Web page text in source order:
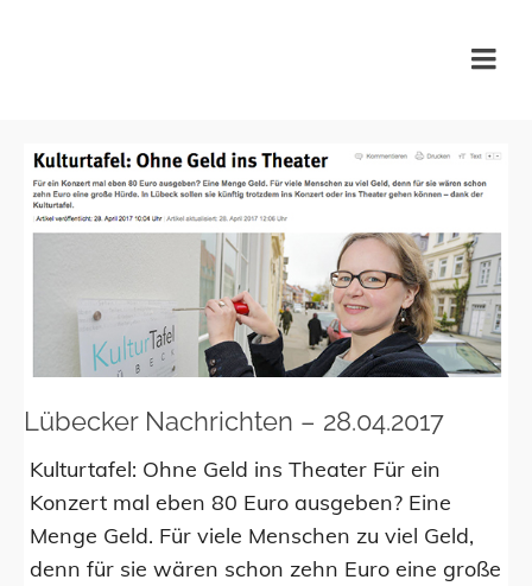
Lübecker Nachrichten – 28.04.2017
Kulturtafel: Ohne Geld ins Theater Für ein
Konzert mal eben 80 Euro ausgeben? Eine
Menge Geld. Für viele Menschen zu viel Geld,
denn für sie wären schon zehn Euro eine große